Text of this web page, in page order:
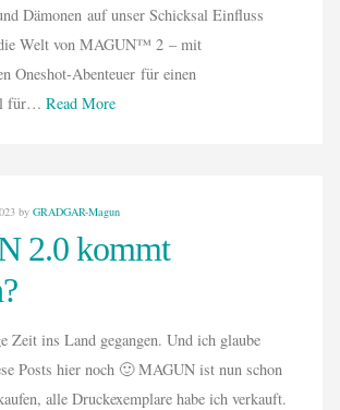
Dämonen auf unser Schicksal Einfluss
Welt von MAGUN™ 2 – mit
Oneshot-Abenteuer für einen
für… Read More
by GRADGAR-Magun
2.0 kommt
Zeit ins Land gegangen. Und ich glaube
Posts hier noch 🙂 MAGUN ist nun schon
alle Druckexemplare habe ich verkauft.